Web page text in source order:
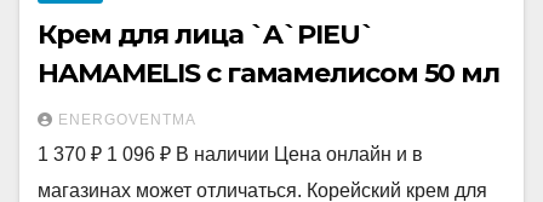
Крем для лица `A`PIEU`
HAMAMELIS с гамамелисом 50 мл
ENERGOVENTMA
1 370 ₽ 1 096 ₽ В наличии Цена онлайн и в
магазинах может отличаться. Корейский крем для